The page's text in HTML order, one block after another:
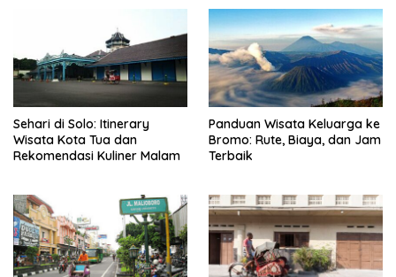
Sehari di Solo: Itinerary
Wisata Kota Tua dan
Rekomendasi Kuliner Malam
Panduan Wisata Keluarga ke
Bromo: Rute, Biaya, dan Jam
Terbaik